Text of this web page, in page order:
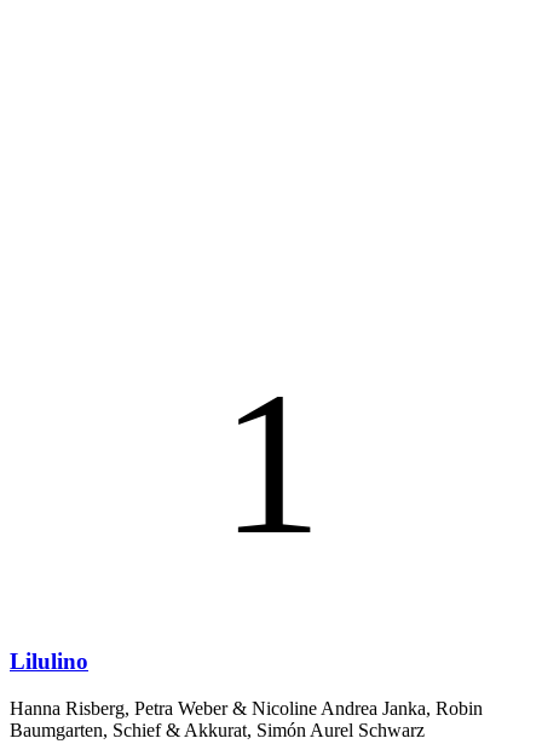
1
Lilulino
Hanna Risberg, Petra Weber & Nicoline Andrea Janka, Robin
Baumgarten, Schief & Akkurat, Simón Aurel Schwarz